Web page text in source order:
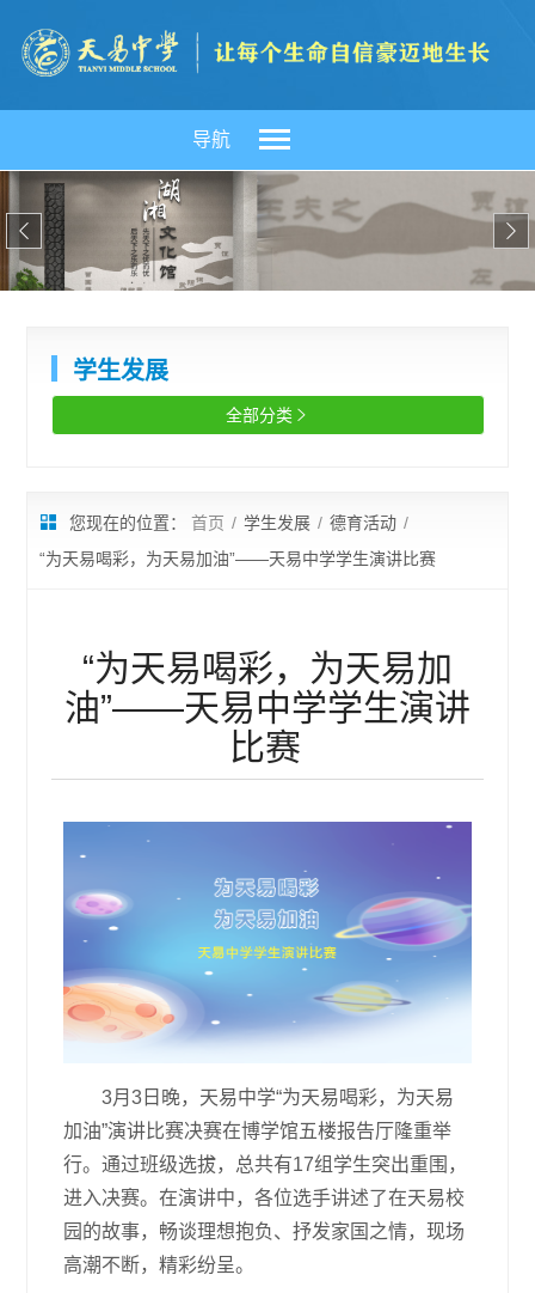
导航
 
学生发展
全部分类 
您现在的位置： 首页 / 学生发展 / 德育活动 /
“为天易喝彩，为天易加油”——天易中学学生演讲比赛
“为天易喝彩，为天易加
油”——天易中学学生演讲
比赛
3月3日晚，天易中学“为天易喝彩，为天易
加油”演讲比赛决赛在博学馆五楼报告厅隆重举
行。通过班级选拔，总共有17组学生突出重围，
进入决赛。在演讲中，各位选手讲述了在天易校
园的故事，畅谈理想抱负、抒发家国之情，现场
高潮不断，精彩纷呈。